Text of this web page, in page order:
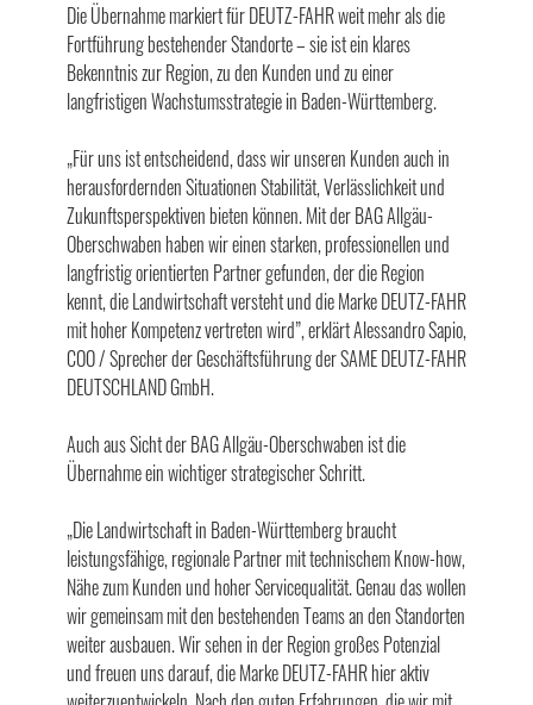
Die Übernahme markiert für DEUTZ-FAHR weit mehr als die
Fortführung bestehender Standorte – sie ist ein klares
Bekenntnis zur Region, zu den Kunden und zu einer
langfristigen Wachstumsstrategie in Baden-Württemberg.
„Für uns ist entscheidend, dass wir unseren Kunden auch in
herausfordernden Situationen Stabilität, Verlässlichkeit und
Zukunftsperspektiven bieten können. Mit der BAG Allgäu-
Oberschwaben haben wir einen starken, professionellen und
langfristig orientierten Partner gefunden, der die Region
kennt, die Landwirtschaft versteht und die Marke DEUTZ-FAHR
mit hoher Kompetenz vertreten wird”, erklärt Alessandro Sapio,
COO / Sprecher der Geschäftsführung der SAME DEUTZ-FAHR
DEUTSCHLAND GmbH.
Auch aus Sicht der BAG Allgäu-Oberschwaben ist die
Übernahme ein wichtiger strategischer Schritt.
„Die Landwirtschaft in Baden-Württemberg braucht
leistungsfähige, regionale Partner mit technischem Know-how,
Nähe zum Kunden und hoher Servicequalität. Genau das wollen
wir gemeinsam mit den bestehenden Teams an den Standorten
weiter ausbauen. Wir sehen in der Region großes Potenzial
und freuen uns darauf, die Marke DEUTZ-FAHR hier aktiv